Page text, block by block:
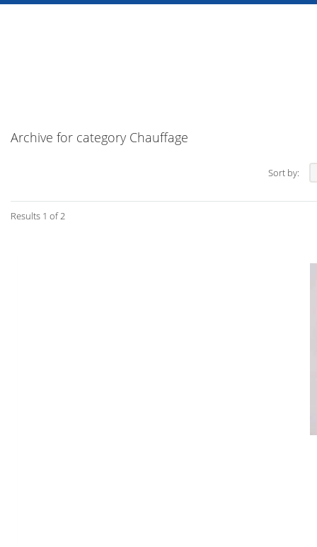
Archive for category Chauffage
Sort by:
Results 1 of 2